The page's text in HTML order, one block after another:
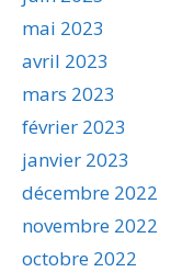
mai 2023
avril 2023
mars 2023
février 2023
janvier 2023
décembre 2022
novembre 2022
octobre 2022